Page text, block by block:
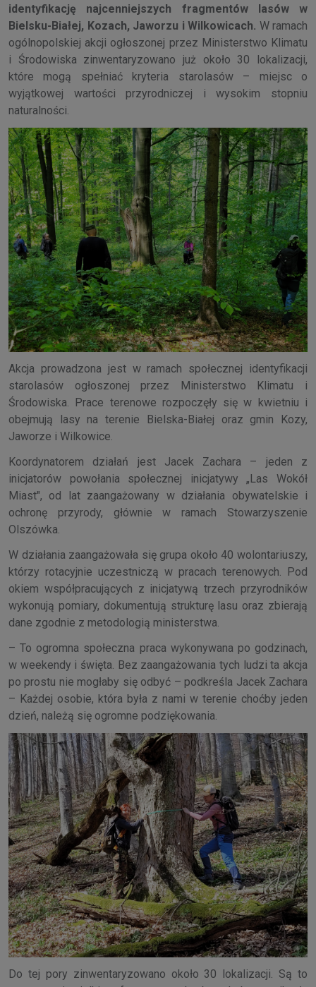
identyfikację najcenniejszych fragmentów lasów w
Bielsku-Białej, Kozach, Jaworzu i Wilkowicach. W ramach
ogólnopolskiej akcji ogłoszonej przez Ministerstwo Klimatu
i Środowiska zinwentaryzowano już około 30 lokalizacji,
które mogą spełniać kryteria starolasów – miejsc o
wyjątkowej wartości przyrodniczej i wysokim stopniu
naturalności.
Akcja prowadzona jest w ramach społecznej identyfikacji
starolasów ogłoszonej przez Ministerstwo Klimatu i
Środowiska. Prace terenowe rozpoczęły się w kwietniu i
obejmują lasy na terenie Bielska-Białej oraz gmin Kozy,
Jaworze i Wilkowice.
Koordynatorem działań jest Jacek Zachara – jeden z
inicjatorów powołania społecznej inicjatywy „Las Wokół
Miast", od lat zaangażowany w działania obywatelskie i
ochronę przyrody, głównie w ramach Stowarzyszenie
Olszówka.
W działania zaangażowała się grupa około 40 wolontariuszy,
którzy rotacyjnie uczestniczą w pracach terenowych. Pod
okiem współpracujących z inicjatywą trzech przyrodników
wykonują pomiary, dokumentują strukturę lasu oraz zbierają
dane zgodnie z metodologią ministerstwa.
– To ogromna społeczna praca wykonywana po godzinach,
w weekendy i święta. Bez zaangażowania tych ludzi ta akcja
po prostu nie mogłaby się odbyć – podkreśla Jacek Zachara
– Każdej osobie, która była z nami w terenie choćby jeden
dzień, należą się ogromne podziękowania.
Do tej pory zinwentaryzowano około 30 lokalizacji. Są to